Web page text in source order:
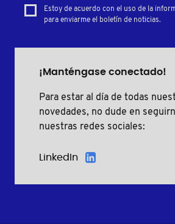
Estoy de acuerdo con el uso de la
para enviarme el boletín de noticias.
¡Manténgase conectado!
Para estar al día de todas
novedades, no dude en
nuestras redes sociales:
LinkedIn